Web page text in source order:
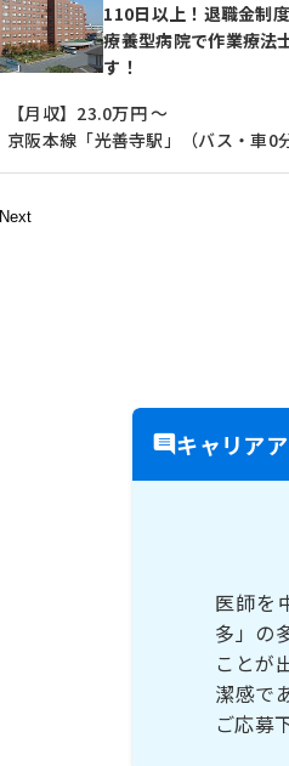
110日以上！退職金制
療養型病院で作業療法
す！
【月収】23.0万円 ～
京阪本線「光善寺駅」（バス・車0分
Next
キャリア
医師を
多」の
ことが
潔感で
ご応募